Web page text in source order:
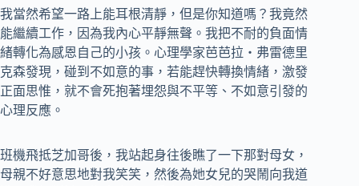
我當然希望一路上能耳根清靜，但是你知道嗎？我竟然
能繼續工作，因為我內心平靜無聲。我把不耐的負面情
緒轉化為感恩自己的小孩。心理學家芭芭拉‧弗雷德里
克森發現，碰到不如意的事，若能趕快轉換情緒，激發
正面思惟，就不會死抱著埋怨與不平等、不如意引發的
心理反應。
班機飛抵芝加哥後，我站起身往後瞧了一下那對母女，
母親不好意思地對我笑笑，然後為她女兒的哭鬧向我道